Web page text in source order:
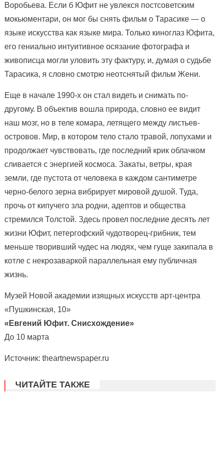
Воробьева. Если б Юфит не увлекся постсоветским
мокьюментари, он мог бы снять фильм о Тарасике — о
языке искусства как языке мира. Только киноглаз Юфита,
его гениально интуитивное осязание фотографа и
живописца могли уловить эту фактуру, и, думая о судьбе
Тарасика, я словно смотрю неотснятый фильм Жени.
Еще в начале 1990-х он стал видеть и снимать по-
другому. В объектив вошла природа, словно ее видит
наш мозг, но в теле комара, летящего между листьев-
островов. Мир, в котором тело стало травой, лопухами и
продолжает чувствовать, где последний крик облачком
сливается с энергией космоса. Закаты, ветры, края
земли, где пустота от человека в каждом сантиметре
черно-белого зерна вибрирует мировой душой. Туда,
прочь от кипучего зла родни, адептов и общества
стремился Толстой. Здесь провел последние десять лет
жизни Юфит, петергофский чудотворец-грибник, тем
меньше творивший чудес на людях, чем гуще закипала в
котле с некрозаваркой параллельная ему публичная
жизнь.
Музей Новой академии изящных искусств арт-центра
«Пушкинская, 10»
«Евгений Юфит. Снисхождение»
До 10 марта
Источник: theartnewspaper.ru
ЧИТАЙТЕ ТАКЖЕ